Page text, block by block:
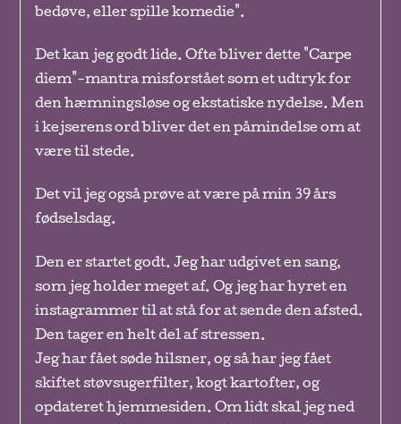
bedøve, eller spille komedie".
Det kan jeg godt lide. Ofte bliver dette "Carpe
diem"-mantra misforstået som et udtryk for
den hæmningsløse og ekstatiske nydelse. Men
i kejserens ord bliver det en påmindelse om at
være til stede.
Det vil jeg også prøve at være på min 39 års
fødselsdag.
Den er startet godt. Jeg har udgivet en sang,
som jeg holder meget af. Og jeg har hyret en
instagrammer til at stå for at sende den afsted.
Den tager en helt del af stressen.
Jeg har fået søde hilsner, og så har jeg fået
skiftet støvsugerfilter, kogt kartofter, og
opdateret hjemmesiden. Om lidt skal jeg ned